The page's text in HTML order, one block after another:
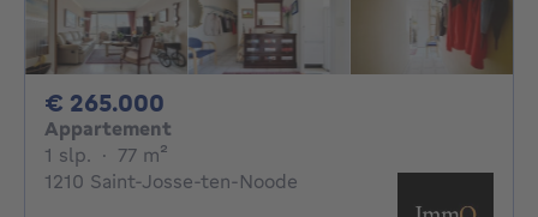
€ 265.000
Appartement
1 slp. 1 slaapkamer
· 77 m²
1210 Saint-Josse-ten-Noode